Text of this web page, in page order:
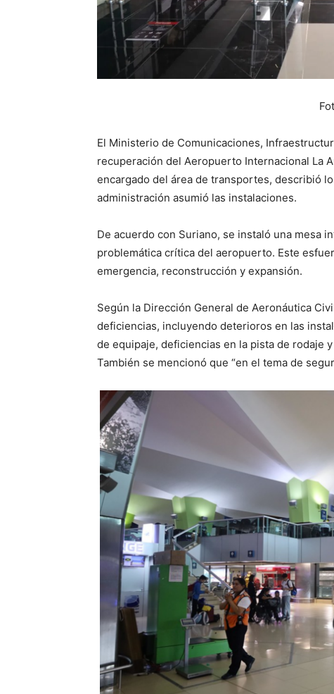
El Ministerio de Comunicaciones,
recuperación del Aeropuerto Internacional La
encargado del área de transportes, describió
administración asumió las instalaciones.
De acuerdo con Suriano, se instaló una mesa
problemática crítica del aeropuerto. Este
emergencia, reconstrucción y expansión.
Según la Dirección General de Aeronáutica
deficiencias, incluyendo deterioros en las
de equipaje, deficiencias en la pista de rodaje
También se mencionó que “en el tema de